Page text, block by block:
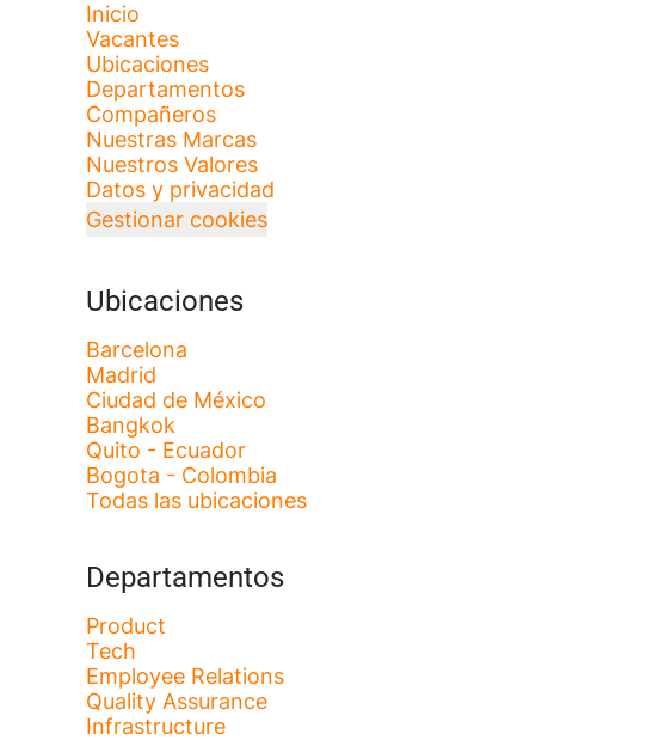
Inicio
Vacantes
Ubicaciones
Departamentos
Compañeros
Nuestras Marcas
Nuestros Valores
Datos y privacidad
Gestionar cookies
Ubicaciones
Barcelona
Madrid
Ciudad de México
Bangkok
Quito - Ecuador
Bogota - Colombia
Todas las ubicaciones
Departamentos
Product
Tech
Employee Relations
Quality Assurance
Infrastructure